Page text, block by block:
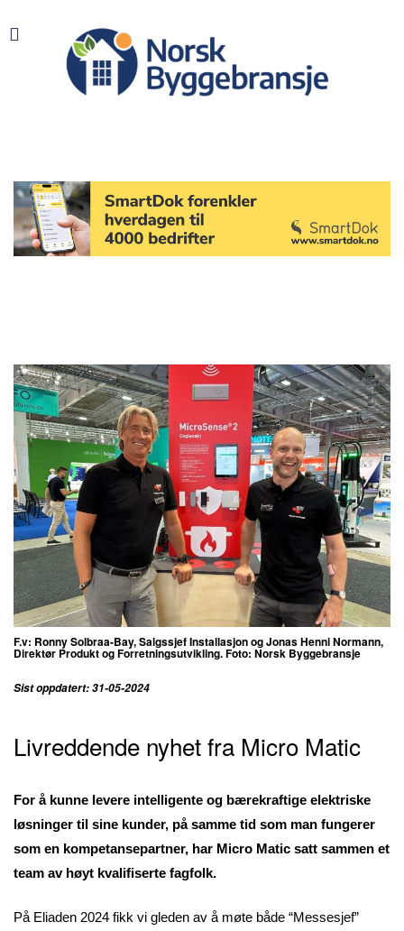
F.v: Ronny Solbraa-Bay, Salgssjef Installasjon og Jonas Henni Normann,
Direktør Produkt og Forretningsutvikling. Foto: Norsk Byggebransje
Sist oppdatert: 31-05-2024
Livreddende nyhet fra Micro Matic
For å kunne levere intelligente og bærekraftige elektriske
løsninger til sine kunder, på samme tid som man fungerer
som en kompetansepartner, har Micro Matic satt sammen et
team av høyt kvalifiserte fagfolk.
På Eliaden 2024 fikk vi gleden av å møte både “Messesjef”